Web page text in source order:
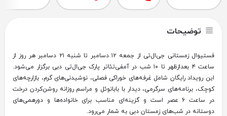
توضیحات
فستیوال زمستانی جی‌ال‌تی از جمعه ۱۲ دسامبر تا شنبه ۲۱ دسامبر هر روز از
ساعت ۴ بعدازظهر تا ۱۰ شب در آمفی‌تئاتر پارک جی‌ال‌تی دبی برگزار می‌شود.
این رویداد رایگان شامل غرفه‌های خوراکی فصلی، نوشیدنی‌های گرم، بازارچه‌های
کوچک، برنامه‌های سرگرمی، دیدار با بابانوئل و مراسم روزانه روشن‌کردن درخت
در ساعت ۶ عصر است و گزینه‌ای مناسب برای خانواده‌ها و دورهمی‌های
دوستانه در شب‌های زمستان دبی به شمار می‌رود.